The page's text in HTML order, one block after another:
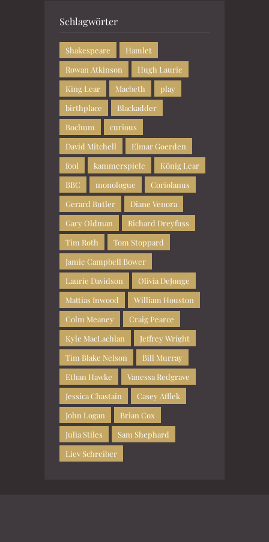
Schlagwörter
Shakespeare
Hamlet
Rowan Atkinson
Hugh Laurie
King Lear
Macbeth
play
birthplace
Blackadder
Bochum
curious
David Mitchell
Elmar Goerden
fool
kammerspiele
König Lear
BBC
monologue
Coriolanus
Gerard Butler
Diane Venora
Gary Oldman
Richard Dreyfuss
Tim Roth
Tom Stoppard
Jamie Campbell Bower
Laurie Davidson
Olivia DeJonge
Mattias Inwood
William Houston
Colm Meaney
Craig Pearce
Kyle MacLachlan
Jeffrey Wright
Tim Blake Nelson
Bill Murray
Ethan Hawke
Vanessa Redgrave
Jessica Chastain
Casey Afflek
John Logan
Brian Cox
Julia Stiles
Sam Shephard
Liev Schreiber